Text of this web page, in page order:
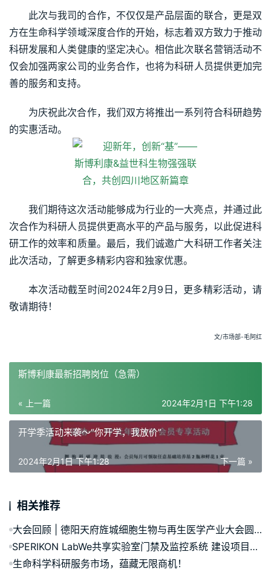
此次与我司的合作，不仅仅是产品层面的联合，更是双
方在生命科学领域深度合作的开始，标志着双方致力于推动
科研发展和人类健康的坚定决心。相信此次联名营销活动不
仅会加强两家公司的业务合作，也将为科研人员提供更加完
善的服务和支持。
为庆祝此次合作，我们双方将推出一系列符合科研趋势
的实惠活动。
我们期待这次活动能够成为行业的一大亮点，并通过此
次合作为科研人员提供更高水平的产品与服务，以此促进科
研工作的效率和质量。最后，我们诚邀广大科研工作者关注
此次活动，了解更多精彩内容和独家优惠。
本次活动截至时间2024年2月9日，更多精彩活动，请
敬请期待！
文/市场部-毛阿红
斯博利康最新招聘岗位（急需）
« 上一篇 2024年2月1日 下午1:28
开学季活动来袭～“你开学，我放价”
下一篇 »
2024年2月1日 下午1:28
相关推荐
大会回顾 | 德阳天府旌城细胞生物与再生医学产业大会圆满落幕
SPERIKON LabWe共享实验室门禁及监控系统 建设项目招标通告
生命科学科研服务市场，蕴藏无限商机！